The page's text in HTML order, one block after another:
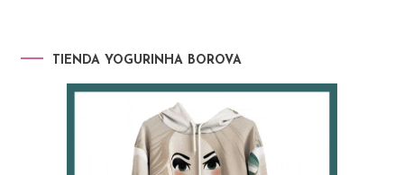
TIENDA YOGURINHA BOROVA